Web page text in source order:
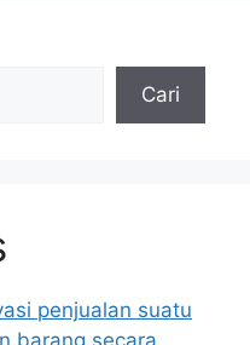
Cari
penjualan suatu